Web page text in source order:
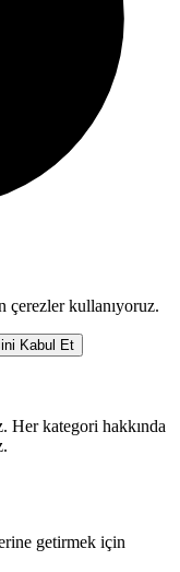
kullanıyoruz.
Kabul Et
Her kategori hakkında
getirmek için